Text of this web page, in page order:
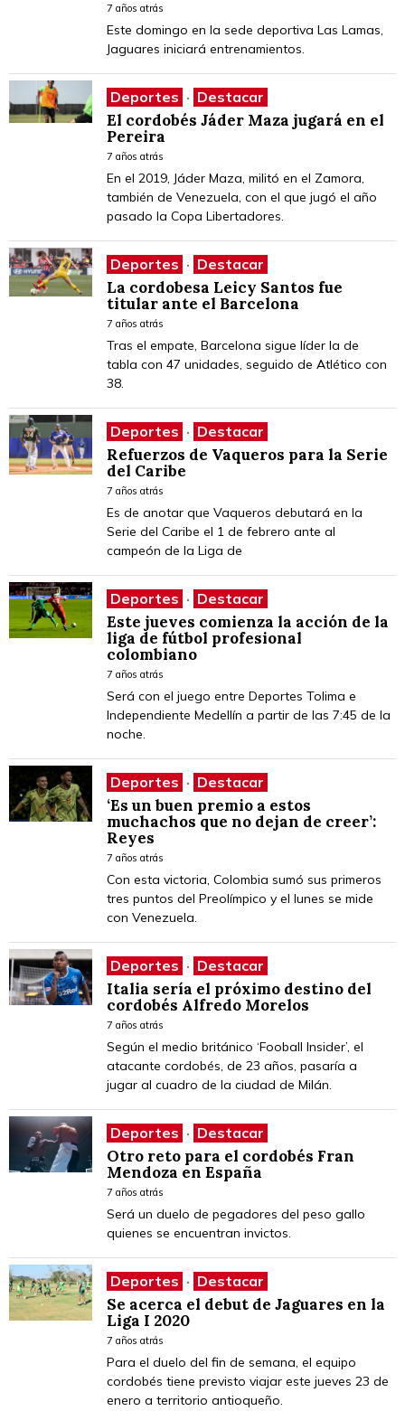
7 años atrás
Este domingo en la sede deportiva Las Lamas,
Jaguares iniciará entrenamientos.
Deportes · Destacar
El cordobés Jáder Maza jugará en el
Pereira
7 años atrás
En el 2019, Jáder Maza, militó en el Zamora,
también de Venezuela, con el que jugó el año
pasado la Copa Libertadores.
Deportes · Destacar
La cordobesa Leicy Santos fue
titular ante el Barcelona
7 años atrás
Tras el empate, Barcelona sigue líder la de
tabla con 47 unidades, seguido de Atlético con
38.
Deportes · Destacar
Refuerzos de Vaqueros para la Serie
del Caribe
7 años atrás
Es de anotar que Vaqueros debutará en la
Serie del Caribe el 1 de febrero ante al
campeón de la Liga de
Deportes · Destacar
Este jueves comienza la acción de la
liga de fútbol profesional
colombiano
7 años atrás
Será con el juego entre Deportes Tolima e
Independiente Medellín a partir de las 7:45 de la
noche.
Deportes · Destacar
‘Es un buen premio a estos
muchachos que no dejan de creer’:
Reyes
7 años atrás
Con esta victoria, Colombia sumó sus primeros
tres puntos del Preolímpico y el lunes se mide
con Venezuela.
Deportes · Destacar
Italia sería el próximo destino del
cordobés Alfredo Morelos
7 años atrás
Según el medio británico ‘Fooball Insider’, el
atacante cordobés, de 23 años, pasaría a
jugar al cuadro de la ciudad de Milán.
Deportes · Destacar
Otro reto para el cordobés Fran
Mendoza en España
7 años atrás
Será un duelo de pegadores del peso gallo
quienes se encuentran invictos.
Deportes · Destacar
Se acerca el debut de Jaguares en la
Liga I 2020
7 años atrás
Para el duelo del fin de semana, el equipo
cordobés tiene previsto viajar este jueves 23 de
enero a territorio antioqueño.